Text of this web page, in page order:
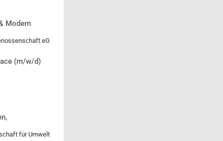
Modern
eG
(m/w/d)
für Umwelt